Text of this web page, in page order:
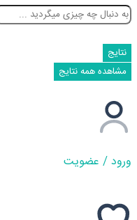
نتایج
مشاهده همه نتایج
ورود / عضویت